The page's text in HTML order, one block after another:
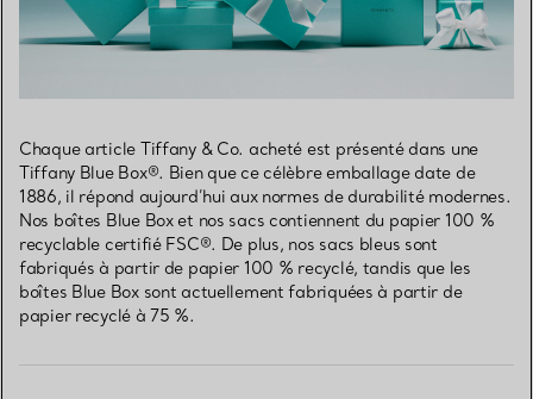
Chaque article Tiffany & Co. acheté est présenté dans une
Tiffany Blue Box®. Bien que ce célèbre emballage date de
1886, il répond aujourd’hui aux normes de durabilité modernes.
Nos boîtes Blue Box et nos sacs contiennent du papier 100 %
recyclable certifié FSC®. De plus, nos sacs bleus sont
fabriqués à partir de papier 100 % recyclé, tandis que les
boîtes Blue Box sont actuellement fabriquées à partir de
papier recyclé à 75 %.